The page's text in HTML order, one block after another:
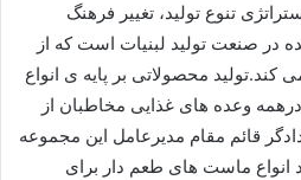
تنوع تولید، تغییر فرهنگ
صنعت تولید لبنیات است که از
می کند.تولید محصولاتی بر پایه ی انواع
وعده های غذایی مخاطبان از
قائم مقام مدیرعامل این مجموعه
انواع ماست های طعم دار برای